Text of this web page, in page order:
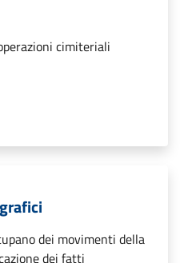
cimiteriali
dei movimenti della
dei fatti